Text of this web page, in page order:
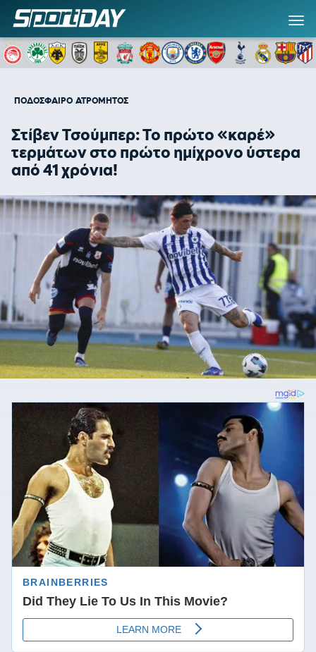
ΠΟΔΟΣΦΑΙΡΟ ΑΤΡΟΜΗΤΟΣ
Στίβεν Τσούμπερ: Το πρώτο «καρέ»
τερμάτων στο πρώτο ημίχρονο ύστερα
από 41 χρόνια!